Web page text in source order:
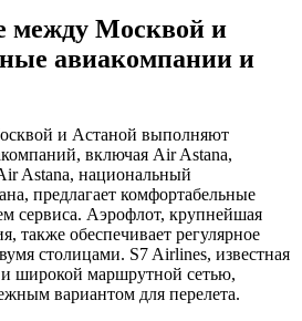
между Москвой и
авиакомпании и
и Астаной выполняют
включая Air Astana,
Astana, национальный
предлагает комфортабельные
сервиса. Аэрофлот, крупнейшая
также обеспечивает регулярное
столицами. S7 Airlines, известная
широкой маршрутной сетью,
вариантом для перелета.